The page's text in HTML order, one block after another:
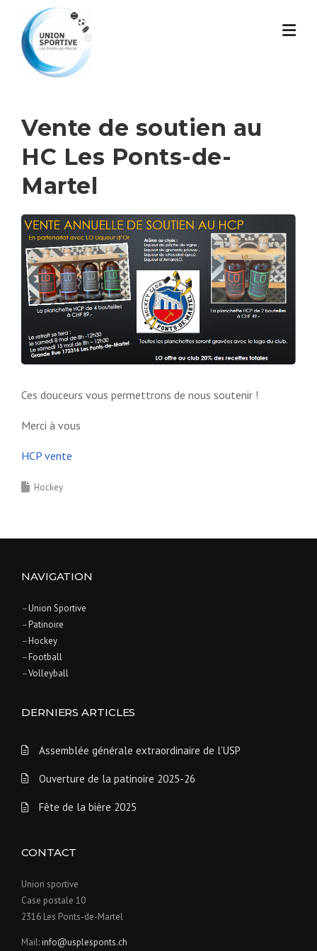
content
Vente de soutien au
HC Les Ponts-de-
Martel
Ces douceurs vous permettrons de nous soutenir !
Merci à vous
HCP vente
Hockey
NAVIGATION
–Union Sportive
–Patinoire
–Hockey
–Football
–Volleyball
DERNIERS ARTICLES
Assemblée générale extraordinaire de l’USP
Ouverture de la patinoire 2025-26
Fête de la bière 2025
CONTACT
Union sportive
Case postale 10
2316 Les Ponts-de-Martel
Mail:info@usplesponts.ch